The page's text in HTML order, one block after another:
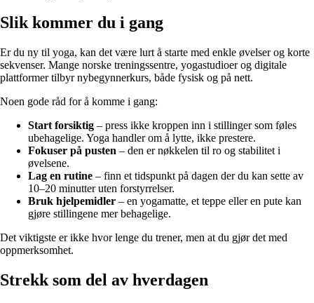
Slik kommer du i gang
Er du ny til yoga, kan det være lurt å starte med enkle øvelser og korte
sekvenser. Mange norske treningssentre, yogastudioer og digitale
plattformer tilbyr nybegynnerkurs, både fysisk og på nett.
Noen gode råd for å komme i gang:
Start forsiktig – press ikke kroppen inn i stillinger som føles
ubehagelige. Yoga handler om å lytte, ikke prestere.
Fokuser på pusten – den er nøkkelen til ro og stabilitet i
øvelsene.
Lag en rutine – finn et tidspunkt på dagen der du kan sette av
10–20 minutter uten forstyrrelser.
Bruk hjelpemidler – en yogamatte, et teppe eller en pute kan
gjøre stillingene mer behagelige.
Det viktigste er ikke hvor lenge du trener, men at du gjør det med
oppmerksomhet.
Strekk som del av hverdagen